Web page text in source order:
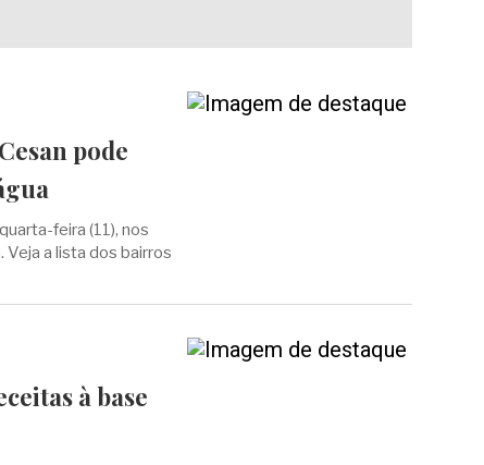
pode
feira (11), nos
Veja a lista dos bairros
à base